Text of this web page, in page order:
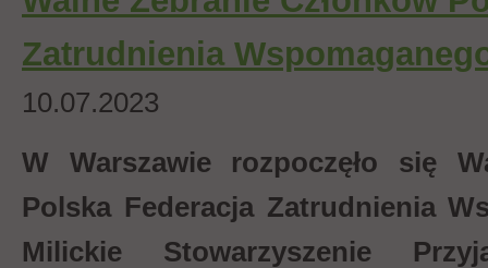
Zatrudnienia
10.07.2023
W Warszawie rozpoczęło się
Polska Federacja Zatrudnienia
Milickie Stowarzyszenie